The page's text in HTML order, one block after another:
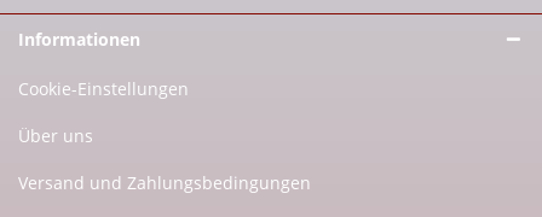
Informationen
Cookie-Einstellungen
Über uns
Versand und Zahlungsbedingungen